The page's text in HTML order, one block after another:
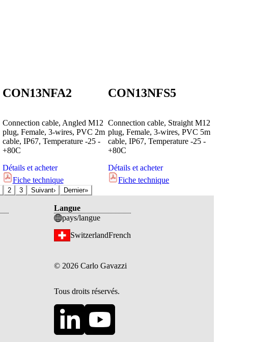
CON13NFA2
Connection cable, Angled M12
plug, Female, 3-wires, PVC 2m
cable, IP67, Temperature -25 -
+80C
Détails et acheter
Fiche technique
CON13NFS5
Connection cable, Straight M12
plug, Female, 3-wires, PVC 5m
cable, IP67, Temperature -25 -
+80C
Détails et acheter
Fiche technique
2 3 Suivant› Dernier»
Langue
pays/langue
SwitzerlandFrench
© 2026 Carlo Gavazzi
Tous droits réservés.